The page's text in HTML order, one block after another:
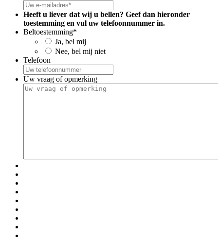
Heeft u liever dat wij u bellen? Geef dan hieronder
toestemming en vul uw telefoonnummer in.
Beltoestemming*
Ja, bel mij
Nee, bel mij niet
Telefoon
Uw vraag of opmerking